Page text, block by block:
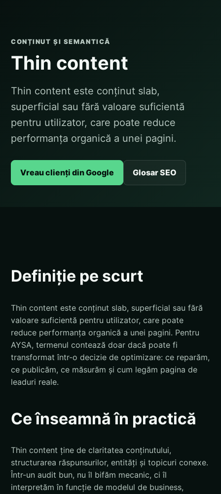
CONȚINUT ȘI SEMANTICĂ
Thin content
Thin content este conținut slab,
superficial sau fără valoare suficientă
pentru utilizator, care poate reduce
performanța organică a unei pagini.
Vreau clienți din Google Glosar SEO
Definiție pe scurt
Thin content este conținut slab, superficial sau fără
valoare suficientă pentru utilizator, care poate
reduce performanța organică a unei pagini. Pentru
AYSA, termenul contează doar dacă poate fi
transformat într-o decizie de optimizare: ce reparăm,
ce publicăm, ce măsurăm și cum legăm pagina de
leaduri reale.
Ce înseamnă în practică
Thin content ține de claritatea conținutului,
structurarea răspunsurilor, entități și topicuri conexe.
Într-un audit bun, nu îl bifăm mecanic, ci îl
interpretăm în funcție de modelul de business,